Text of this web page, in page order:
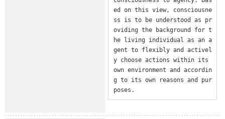
ed on this view, consciousne
ss is to be understood as pr
oviding the background for t
he living individual as an a
gent to flexibly and activel
y choose actions within its
own environment and accordin
g to its own reasons and pur
poses.